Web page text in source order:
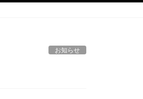
お知らせ